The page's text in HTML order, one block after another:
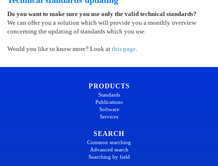
Do you want to make sure you use only the valid technical standards?
We can offer you a solution which will provide you a monthly overview
concerning the updating of standards which you use.
Would you like to know more? Look at this page.
PRODUCTS
Standards
Publications
Software
Services
SEARCH
Common searching
Advanced search
Searching by field